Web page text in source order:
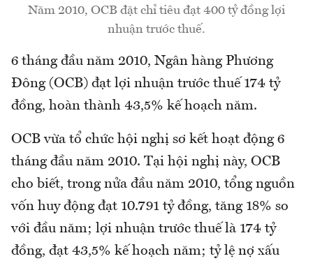
Năm 2010, OCB đặt chỉ tiêu đạt 400 tỷ đồng lợi
nhuận trước thuế.
6 tháng đầu năm 2010, Ngân hàng Phương
Đông (OCB) đạt lợi nhuận trước thuế 174 tỷ
đồng, hoàn thành 43,5% kế hoạch năm.
OCB vừa tổ chức hội nghị sơ kết hoạt động 6
tháng đầu năm 2010. Tại hội nghị này, OCB
cho biết, trong nửa đầu năm 2010, tổng nguồn
vốn huy động đạt 10.791 tỷ đồng, tăng 18% so
với đầu năm; lợi nhuận trước thuế là 174 tỷ
đồng, đạt 43,5% kế hoạch năm; tỷ lệ nợ xấu